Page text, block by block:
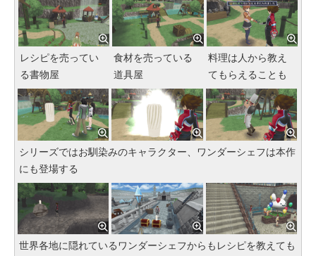
レシピを売ってい
る書物屋
食材を売っている
道具屋
料理は人から教え
てもらえることも
シリーズではお馴染みのキャラクター、ワンダーシェフは本作
にも登場する
世界各地に隠れているワンダーシェフからもレシピを教えても